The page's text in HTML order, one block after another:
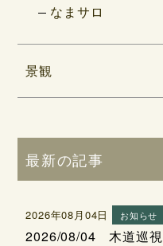
なまサロ
景観
最新の記事
2026年08月04日 お知らせ
2026/08/04 木道巡視